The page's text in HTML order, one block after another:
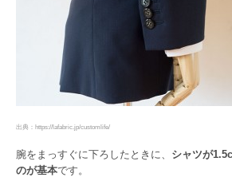
出典：https://lafabric.jp/customlife/
腕をまっすぐに下ろしたときに、 シャツが
のが基本です。